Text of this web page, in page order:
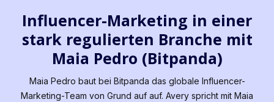
Influencer-Marketing in einer
stark regulierten Branche mit
Maia Pedro (Bitpanda)
Maia Pedro baut bei Bitpanda das globale Influencer-
Marketing-Team von Grund auf auf. Avery spricht mit Maia